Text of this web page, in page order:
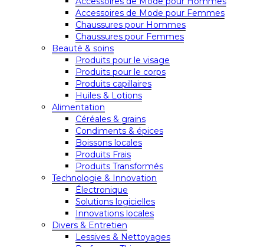
Accessoires de Mode pour Femmes
Chaussures pour Hommes
Chaussures pour Femmes
Beauté & soins
Produits pour le visage
Produits pour le corps
Produits capillaires
Huiles & Lotions
Alimentation
Céréales & grains
Condiments & épices
Boissons locales
Produits Frais
Produits Transformés
Technologie & Innovation
Électronique
Solutions logicielles
Innovations locales
Divers & Entretien
Lessives & Nettoyages